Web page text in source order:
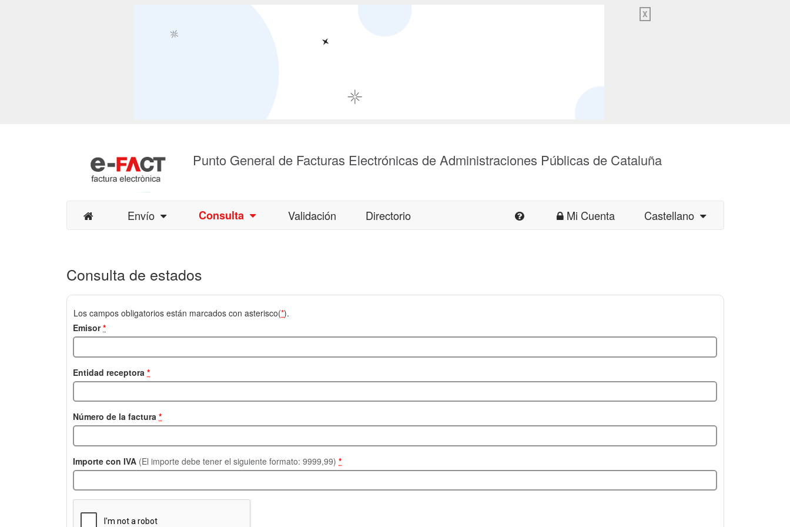
X
Punto General de Facturas Electrónicas de Administraciones Públicas de Cataluña
Envío Consulta Validación Directorio Mi Cuenta Castellano
Consulta de estados
Los campos obligatorios están marcados con asterisco(*).
Emisor*
Entidad receptora *
Número de la factura *
Importe con IVA (El importe debe tener el siguiente formato: 9999,99) *